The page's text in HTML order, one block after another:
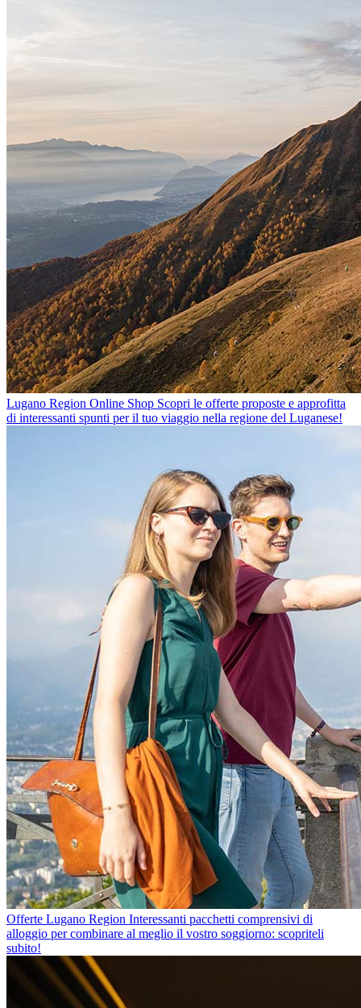
Lugano Region Online Shop Scopri le offerte proposte e approfitta
di interessanti spunti per il tuo viaggio nella regione del Luganese!
Offerte Lugano Region Interessanti pacchetti comprensivi di
alloggio per combinare al meglio il vostro soggiorno: scopriteli
subito!